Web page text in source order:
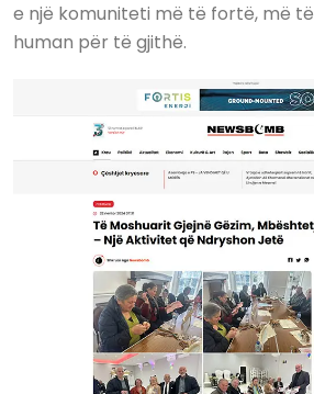
e një komuniteti më të fortë, më
human për të gjithë.